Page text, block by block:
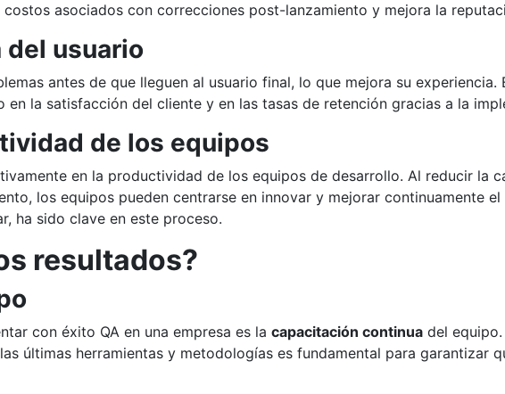
asociados con correcciones post-lanzamiento y mejora la
del usuario
antes de que lleguen al usuario final, lo que mejora su experiencia.
en la satisfacción del cliente y en las tasas de retención gracias a la
de los equipos
en la productividad de los equipos de desarrollo. Al reducir la
los equipos pueden centrarse en innovar y mejorar continuamente
ha sido clave en este proceso.
resultados?
con éxito QA en una empresa es la capacitación continua del
últimas herramientas y metodologías es fundamental para garantizar